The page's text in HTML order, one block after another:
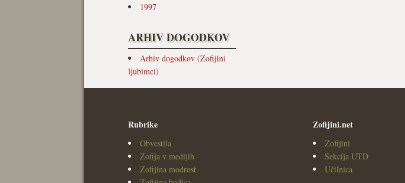
1997
ARHIV DOGODKOV
Arhiv dogodkov (Zofijini
ljubimci)
Rubrike
Obvestila
Zofija v medijih
Zofijina modrost
Zofijini.net
Zofijini
Sekcija UTD
Učilnica